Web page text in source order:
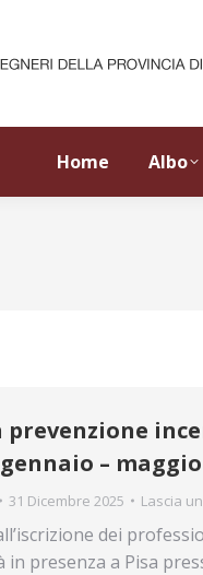
Home Albo
prevenzione
– maggio
31 Dicembre 2025 Lascia
dei
presenza a Pisa